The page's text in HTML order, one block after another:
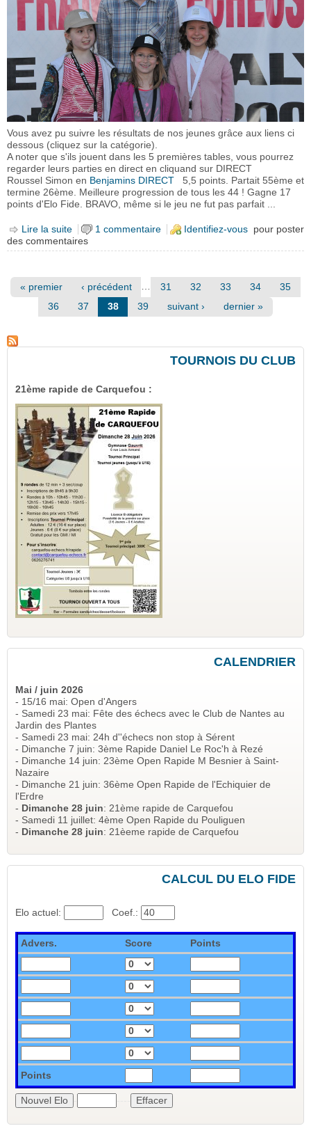
Vous avez pu suivre les résultats de nos jeunes grâce aux liens ci
dessous (cliquez sur la catégorie).
A noter que s'ils jouent dans les 5 premières tables, vous pourrez
regarder leurs parties en direct en cliquand sur DIRECT
Roussel Simon en Benjamins DIRECT
5,5 points. Partait 55ème et
termine 26ème. Meilleure progression de tous les 44 ! Gagne 17
points d'Elo Fide. BRAVO, même si le jeu ne fut pas parfait ...
Lire la suite de Championnat de France jeunes, l'heure des bilans.
1 commentaire Identifiez-vous pour poster
des commentaires
Pages
« premier ‹ précédent 31 32 33 34
35
36
37 38 39 suivant › dernier »
TOURNOIS DU CLUB
21ème rapide de Carquefou :
CALENDRIER
Mai / juin 2026
- 15/16 mai: Open d'Angers
- Samedi 23 mai: Fête des échecs avec le Club de Nantes au
Jardin des Plantes
- Samedi 23 mai: 24h d''échecs non stop à Sérent
- Dimanche 7 juin: 3ème Rapide Daniel Le Roc'h à Rezé
- Dimanche 14 juin: 23ème Open Rapide M Besnier à Saint-
Nazaire
- Dimanche 21 juin: 36ème Open Rapide de l'Echiquier de
l'Erdre
- Dimanche 28 juin: 21ème rapide de Carquefou
- Samedi 11 juillet: 4ème Open Rapide du Pouliguen
- Dimanche 28 juin: 21èeme rapide de Carquefou
CALCUL DU ELO FIDE
Elo actuel: Coef.:
Advers. Score Points
Points